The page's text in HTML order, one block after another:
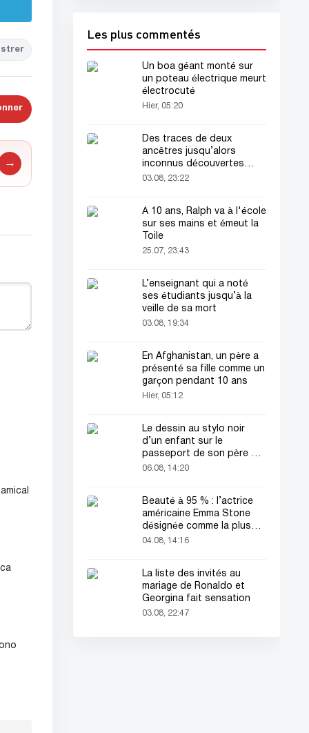
→
Les plus commentés
Un boa géant monté sur
un poteau électrique meurt
électrocuté
Hier, 05:20
Des traces de deux
ancêtres jusqu’alors
inconnus découvertes
dans l’ADN humain
03.08, 23:22
À 10 ans, Ralph va à l'école
sur ses mains et émeut la
Toile
25.07, 23:43
L’enseignant qui a noté
ses étudiants jusqu’à la
veille de sa mort
03.08, 19:34
En Afghanistan, un père a
présenté sa fille comme un
garçon pendant 10 ans
Hier, 05:12
Le dessin au stylo noir
d’un enfant sur le
passeport de son père a
attiré tous les regards
06.08, 14:20
Beauté à 95 % : l’actrice
américaine Emma Stone
désignée comme la plus
belle femme du monde !
04.08, 14:16
La liste des invités au
mariage de Ronaldo et
Georgina fait sensation
03.08, 22:47